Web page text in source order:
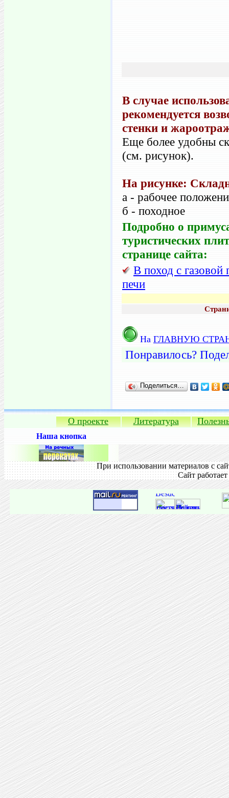
В случае
рекомендуется
стенки и
Еще более удобны
(см. рисунок).
На рисунке:
а - рабочее
б - походное
Подробно о
туристических
странице сайта:
В поход с газовой
печи
На ГЛАВНУЮ
Понравилось?
Поделиться…
О проекте Литература
Наша кнопка
При использовании материалов с
Сайт